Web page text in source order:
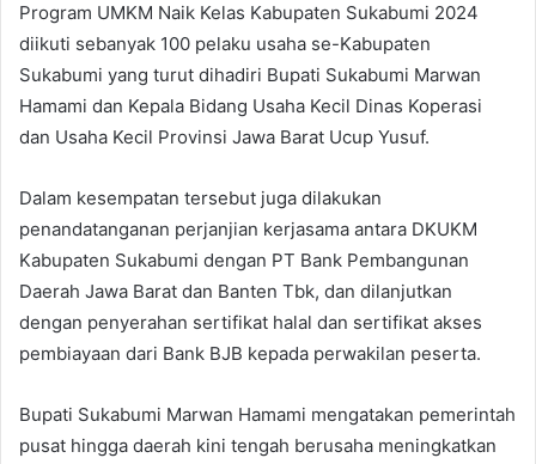
Program UMKM Naik Kelas Kabupaten Sukabumi 2024
diikuti sebanyak 100 pelaku usaha se-Kabupaten
Sukabumi yang turut dihadiri Bupati Sukabumi Marwan
Hamami dan Kepala Bidang Usaha Kecil Dinas Koperasi
dan Usaha Kecil Provinsi Jawa Barat Ucup Yusuf.
Dalam kesempatan tersebut juga dilakukan
penandatanganan perjanjian kerjasama antara DKUKM
Kabupaten Sukabumi dengan PT Bank Pembangunan
Daerah Jawa Barat dan Banten Tbk, dan dilanjutkan
dengan penyerahan sertifikat halal dan sertifikat akses
pembiayaan dari Bank BJB kepada perwakilan peserta.
Bupati Sukabumi Marwan Hamami mengatakan pemerintah
pusat hingga daerah kini tengah berusaha meningkatkan